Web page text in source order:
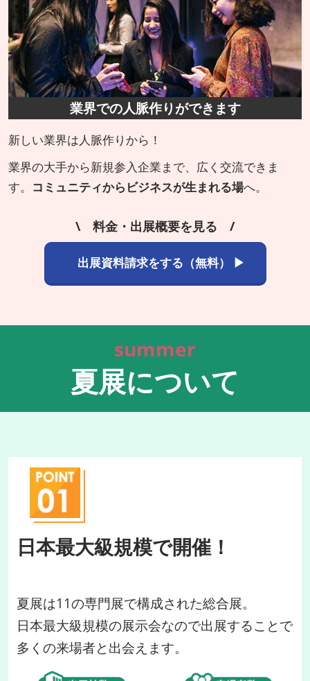
業界での人脈作りができます
新しい業界は人脈作りから！
業界の大手から新規参入企業まで、広く交流できま
す。 コミュニティからビジネスが生まれる場へ。
\ 料金・出展概要を見る /
出展資料請求をする（無料） ▶
summer
夏展について
日本最大級規模で開催！
夏展は11の専門展で構成された総合展。
日本最大級規模の展示会なので出展することで
多くの来場者と出会えます。